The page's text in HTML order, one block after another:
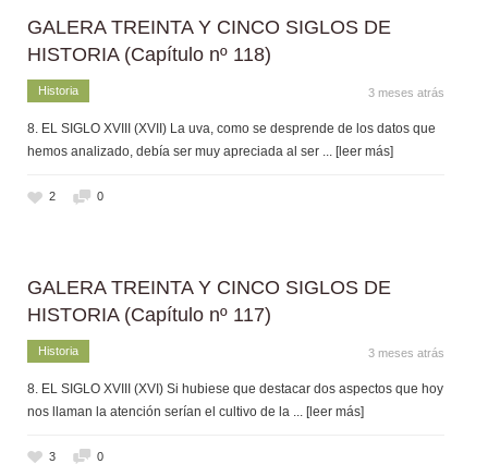
GALERA TREINTA Y CINCO SIGLOS DE
HISTORIA (Capítulo nº 118)
Historia 3 meses atrás
8. EL SIGLO XVIII (XVII) La uva, como se desprende de los datos que
hemos analizado, debía ser muy apreciada al ser ... [leer más]
2 0
GALERA TREINTA Y CINCO SIGLOS DE
HISTORIA (Capítulo nº 117)
Historia 3 meses atrás
8. EL SIGLO XVIII (XVI) Si hubiese que destacar dos aspectos que hoy
nos llaman la atención serían el cultivo de la
... [leer más]
3 0